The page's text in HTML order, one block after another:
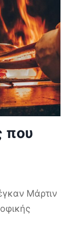
που
Μάρτιν